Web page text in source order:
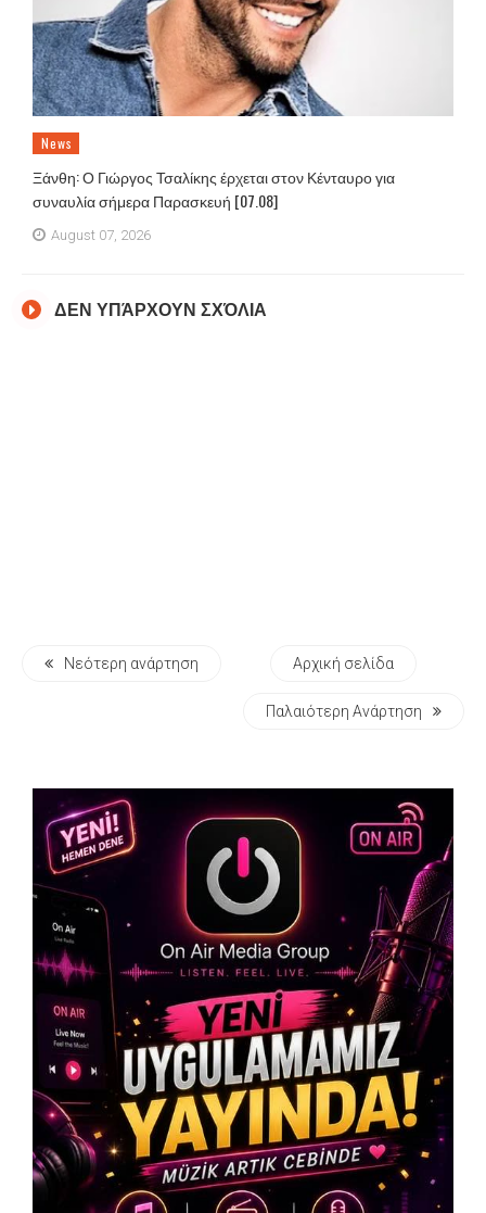
News
Ξάνθη: Ο Γιώργος Τσαλίκης έρχεται στον Κένταυρο για
συναυλία σήμερα Παρασκευή [07.08]
August 07, 2026
ΔΕΝ ΥΠΆΡΧΟΥΝ ΣΧΌΛΙΑ
Νεότερη ανάρτηση Αρχική σελίδα
Παλαιότερη Ανάρτηση